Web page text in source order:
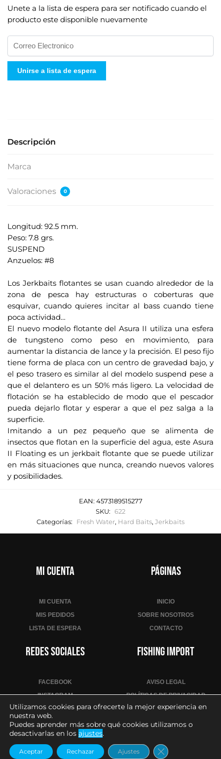
Unete a la lista de espera para ser notificado cuando el
producto este disponible nuevamente
n
g
d
r
c
ó
n
d
e
e
o
e
l
e
c
t
r
ó
n
i
c
o
p
d
e
e
s
e
Unirse a lista de espera
Descripción
Marca
Valoraciones 0
Longitud: 92.5 mm.
Peso: 7.8 grs.
SUSPEND
Anzuelos: #8
Los Jerkbaits flotantes se usan cuando alrededor de la
zona de pesca hay estructuras o coberturas que
esquivar, cuando quieres incitar al bass cuando tiene
poca actividad…
El nuevo modelo flotante del Asura II utiliza una esfera
de tungsteno como peso en movimiento, para
aumentar la distancia de lance y la precisión. El peso fijo
tiene forma de placa con un centro de gravedad bajo, y
el peso trasero es similar al del modelo suspend pese a
que el delantero es un 50% más ligero. La velocidad de
flotación se ha establecido de modo que el pescador
pueda dejarlo flotar y esperar a que el pez salga a la
superficie.
Imitando a un pez pequeño que se alimenta de
insectos que flotan en la superficie del agua, este Asura
II Floating es un jerkbait flotante que se puede utilizar
en más situaciones que nunca, creando nuevos valores
y posibilidades.
EAN: 4573189515277
SKU: 622
Categorías:
Fresh Water, Hard Baits, Jerkbaits
Mi cuenta
MI CUENTA
MIS PEDIDOS
LISTA DE ESPERA
Páginas
INICIO
SOBRE NOSOTROS
CONTACTO
Redes sociales
FACEBOOK
INSTAGRAM
YOUTUBE
Fishing Import
AVISO LEGAL
POLÍTICAS DE PRIVACIDAD
POLÍTICA DE COOKIES
CONDICIONES DE VENTA
2026– Todos los derechos reservados
Utilizamos cookies para ofrecerte la mejor experiencia en
nuestra web.
Puedes aprender más sobre qué cookies utilizamos o
desactivarlas en los ajustes.
Aceptar Rechazar Ajustes Cerrar el banner